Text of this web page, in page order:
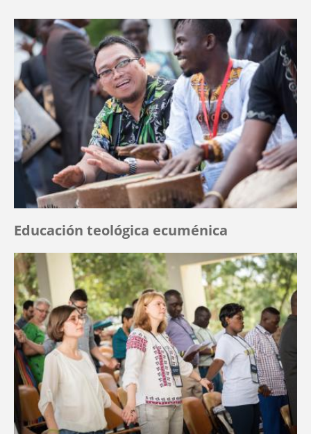
Educación teológica ecuménica